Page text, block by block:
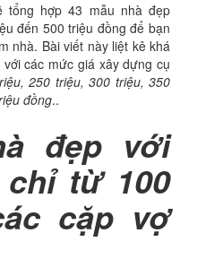
tổng hợp 43 mẫu nhà đẹp
đến 500 triệu đồng để bạn
nhà. Bài viết này liệt kê khá
các mức giá xây dựng cụ
250 triệu, 300 triệu, 350
đồng..
đẹp với
từ 100
cặp vợ